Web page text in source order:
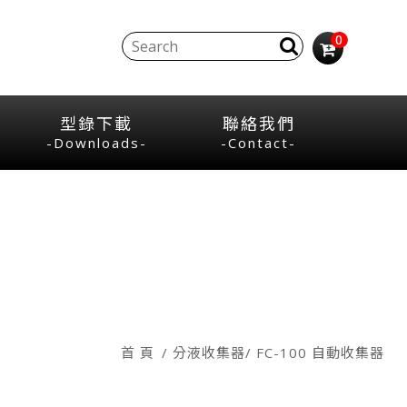
0
型錄下載
-Downloads-
聯絡我們
-Contact-
首 頁 分液收集器 FC-100 自動收集器